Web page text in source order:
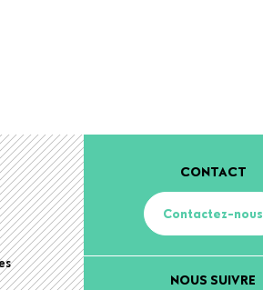
CONTACT
Contactez-nous
NOUS SUIVRE